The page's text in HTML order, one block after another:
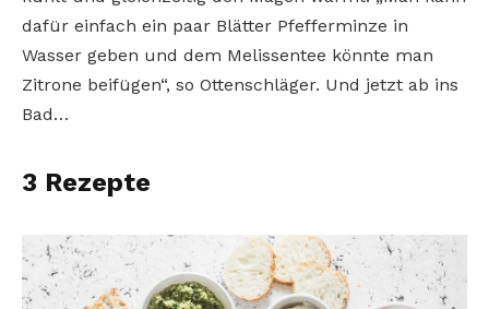
dafür einfach ein paar Blätter Pfefferminze in
Wasser geben und dem Melissentee könnte man
Zitrone beifügen“, so Ottenschläger. Und jetzt ab ins
Bad…
3 Rezepte